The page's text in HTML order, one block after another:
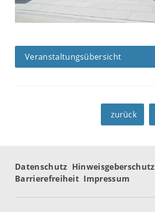
Veranstaltungsübersicht
zurück
Datenschutz Hinweisgeberschutz
Barrierefreiheit Impressum